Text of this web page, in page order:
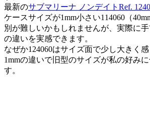
最新のサブマリーナ ノンデイトRef.
ケースサイズが1mm小さい114060（
別が難しいかもしれませんが、実際に
の違いを実感できます。
なぜか124060はサイズ面で少し大きく
1mmの違いで旧型のサイズが私の好み
す。